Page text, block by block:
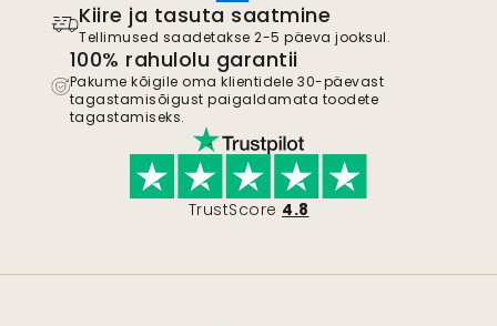
Kiire ja tasuta saatmine
Tellimused saadetakse 2-5 päeva jooksul.
100% rahulolu garantii
Pakume kõigile oma klientidele 30-päevast
tagastamisõigust paigaldamata toodete
tagastamiseks.
TrustScore 4.8